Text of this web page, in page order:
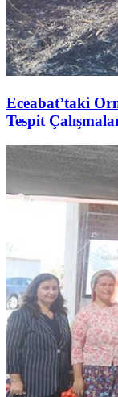
Eceabat’taki
Tespit